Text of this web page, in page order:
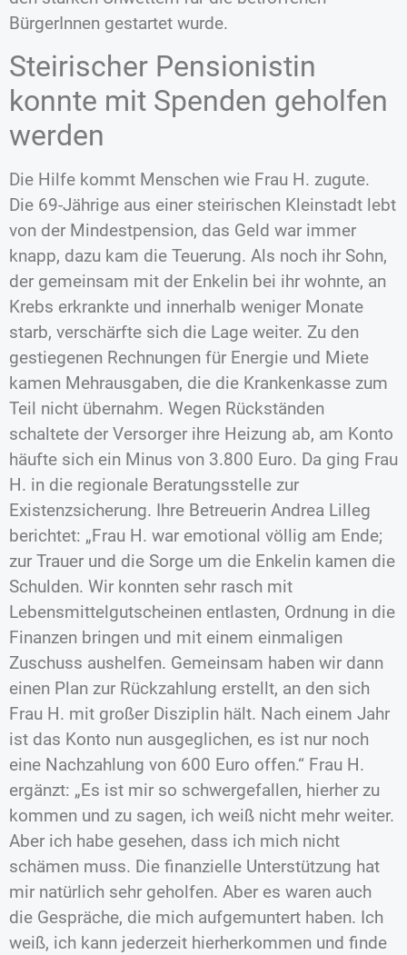
BürgerInnen gestartet wurde.
Steirischer Pensionistin
konnte mit Spenden geholfen
werden
Die Hilfe kommt Menschen wie Frau H. zugute.
Die 69-Jährige aus einer steirischen Kleinstadt lebt
von der Mindestpension, das Geld war immer
knapp, dazu kam die Teuerung. Als noch ihr Sohn,
der gemeinsam mit der Enkelin bei ihr wohnte, an
Krebs erkrankte und innerhalb weniger Monate
starb, verschärfte sich die Lage weiter. Zu den
gestiegenen Rechnungen für Energie und Miete
kamen Mehrausgaben, die die Krankenkasse zum
Teil nicht übernahm. Wegen Rückständen
schaltete der Versorger ihre Heizung ab, am Konto
häufte sich ein Minus von 3.800 Euro. Da ging Frau
H. in die regionale Beratungsstelle zur
Existenzsicherung. Ihre Betreuerin Andrea Lilleg
berichtet: „Frau H. war emotional völlig am Ende;
zur Trauer und die Sorge um die Enkelin kamen die
Schulden. Wir konnten sehr rasch mit
Lebensmittelgutscheinen entlasten, Ordnung in die
Finanzen bringen und mit einem einmaligen
Zuschuss aushelfen. Gemeinsam haben wir dann
einen Plan zur Rückzahlung erstellt, an den sich
Frau H. mit großer Disziplin hält. Nach einem Jahr
ist das Konto nun ausgeglichen, es ist nur noch
eine Nachzahlung von 600 Euro offen.“ Frau H.
ergänzt: „Es ist mir so schwergefallen, hierher zu
kommen und zu sagen, ich weiß nicht mehr weiter.
Aber ich habe gesehen, dass ich mich nicht
schämen muss. Die finanzielle Unterstützung hat
mir natürlich sehr geholfen. Aber es waren auch
die Gespräche, die mich aufgemuntert haben. Ich
weiß, ich kann jederzeit hierherkommen und finde